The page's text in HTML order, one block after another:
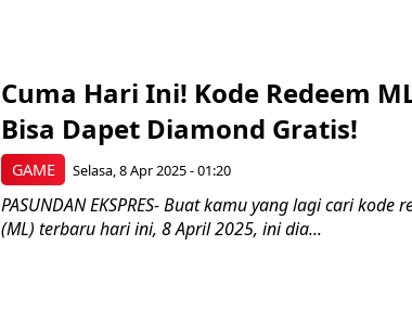
GAME
Cuma Hari Ini! Kode Redeem
Bisa Dapet Diamond Gratis!
Selasa, 8 Apr 2025 - 01:20
PASUNDAN EKSPRES- Buat kamu yang lagi cari kode
(ML) terbaru hari ini, 8 April 2025, ini dia...